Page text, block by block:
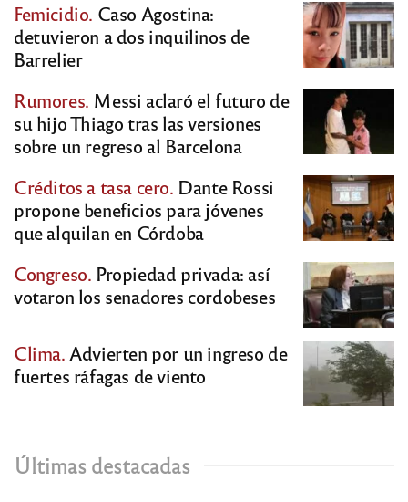
Femicidio. Caso Agostina:
detuvieron a dos inquilinos de
Barrelier
Rumores. Messi aclaró el futuro de
su hijo Thiago tras las versiones
sobre un regreso al Barcelona
Créditos a tasa cero. Dante Rossi
propone beneficios para jóvenes
que alquilan en Córdoba
Congreso. Propiedad privada: así
votaron los senadores cordobeses
Clima. Advierten por un ingreso de
fuertes ráfagas de viento
Últimas destacadas